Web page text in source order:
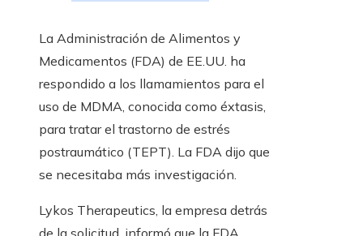
La Administración de Alimentos y
Medicamentos (FDA) de EE.UU. ha
respondido a los llamamientos para el
uso de MDMA, conocida como éxtasis,
para tratar el trastorno de estrés
postraumático (TEPT). La FDA dijo que
se necesitaba más investigación.
Lykos Therapeutics, la empresa detrás